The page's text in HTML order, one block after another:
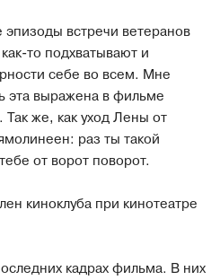
встречи ветеранов
то подхватывают и
себе во всем. Мне
эта выражена в фильме
же, как уход Лены от
раз ты такой
от ворот поворот.
киноклуба при кинотеатре
кадрах фильма. В них